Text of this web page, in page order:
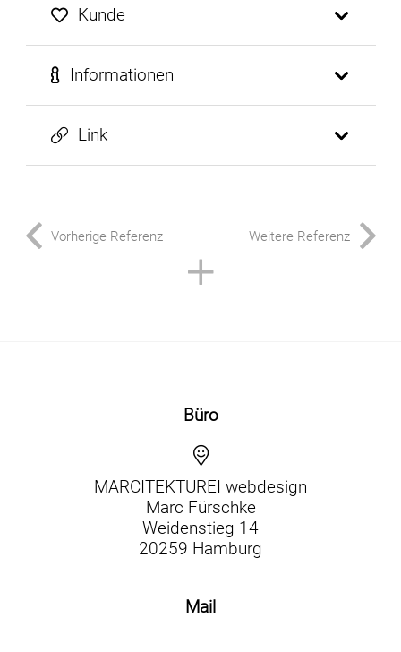
Kunde
Informationen
Link
Vorherige Referenz Weitere Referenz
Büro
MARCITEKTUREI webdesign
Marc Fürschke
Weidenstieg 14
20259 Hamburg
Mail